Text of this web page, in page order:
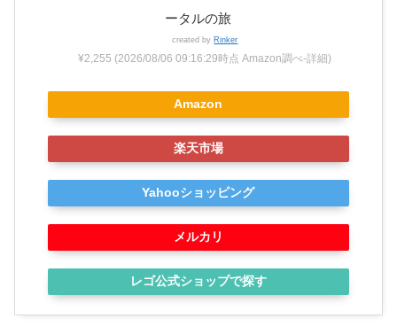
ータルの旅
created by Rinker
¥2,255 (2026/08/06 09:16:29時点 Amazon調べ-詳細)
Amazon
楽天市場
Yahooショッピング
メルカリ
レゴ公式ショップで探す